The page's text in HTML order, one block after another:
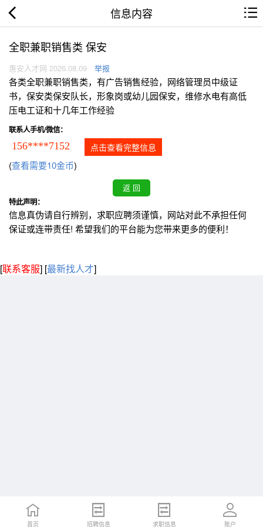
信息内容
全职兼职销售类 保安
惠安人才网 2026.08.09 举报
各类全职兼职销售类，有广告销售经验，网络管理员中级证
书，保安类保安队长，形象岗或幼儿园保安，维修水电有高低
压电工证和十几年工作经验
联系人手机/微信：
156****7152 点击查看完整信息
(查看需要10金币)
特此声明：
信息真伪请自行辨别，求职应聘须谨慎，网站对此不承担任何
保证或连带责任! 希望我们的平台能为您带来更多的便利！
[联系客服] [最新找人才]
首页 招聘信息 求职信息 账户